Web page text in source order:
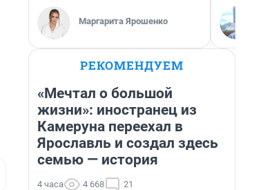
Маргарита Ярошенко
РЕКОМЕНДУЕМ
«Мечтал о большой
жизни»: иностранец из
Камеруна переехал в
Ярославль и создал здесь
семью — история
4 часа 4 668 21